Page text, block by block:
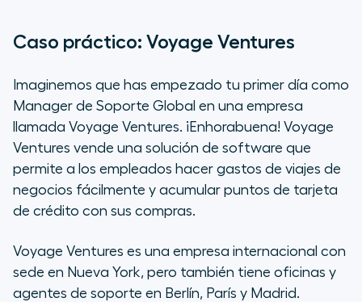
Caso práctico: Voyage Ventures
Imaginemos que has empezado tu primer día como
Manager de Soporte Global en una empresa
llamada Voyage Ventures. ¡Enhorabuena! Voyage
Ventures vende una solución de software que
permite a los empleados hacer gastos de viajes de
negocios fácilmente y acumular puntos de tarjeta
de crédito con sus compras.
Voyage Ventures es una empresa internacional con
sede en Nueva York, pero también tiene oficinas y
agentes de soporte en Berlín, París y Madrid.